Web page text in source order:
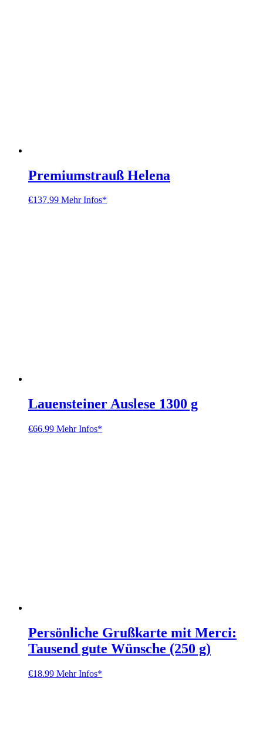
Premiumstrauß Helena
€137.99 Mehr Infos*
Lauensteiner Auslese 1300 g
€66.99 Mehr Infos*
Persönliche Grußkarte mit Merci:
Tausend gute Wünsche (250 g)
€18.99 Mehr Infos*